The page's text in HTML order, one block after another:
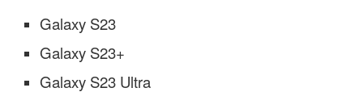
Galaxy S23
Galaxy S23+
Galaxy S23 Ultra